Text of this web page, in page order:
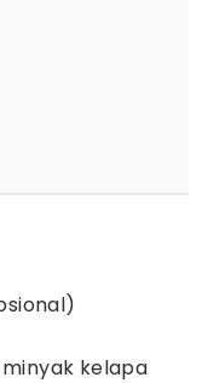
kelapa